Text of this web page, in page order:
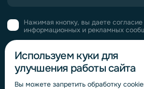
Нажимая кнопку, вы даете
информационных и рекламных
Пригласить в тендер
Используем куки для
улучшения работы сайта
Вы можете запретить обработку